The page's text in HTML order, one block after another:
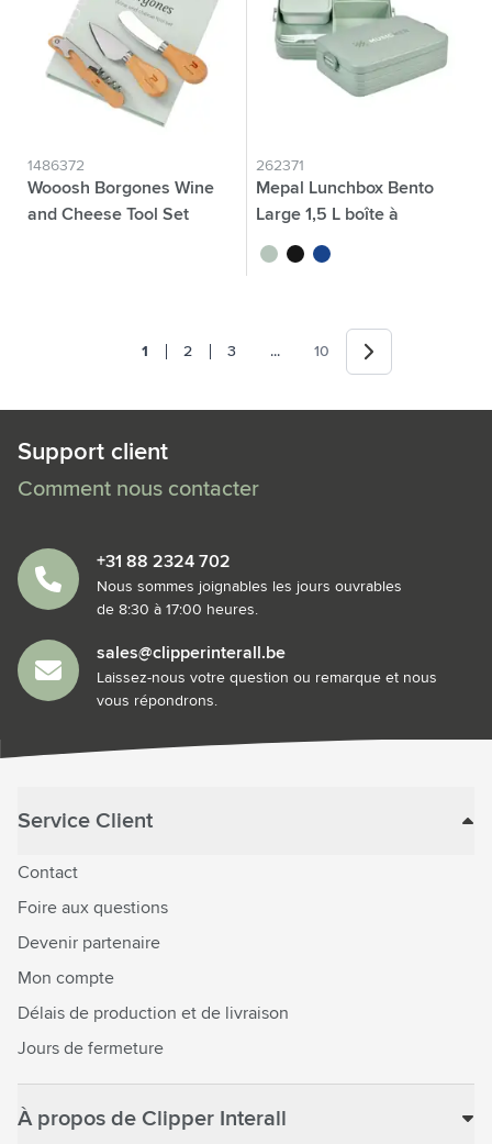
1486372
Wooosh Borgones Wine
and Cheese Tool Set
262371
Mepal Lunchbox Bento
Large 1,5 L boîte à
vert tilleul
noir bleu
Vous lisez actuellement la page
1 Page
2 Page
3 Jump forward
... Page
10 Suivant
Support client
Comment nous contacter
+31 88 2324 702
Nous sommes joignables les jours ouvrables
de 8:30 à 17:00 heures.
sales@clipperinterall.be
Laissez-nous votre question ou remarque et nous
vous répondrons.
Service Client
Contact
Foire aux questions
Devenir partenaire
Mon compte
Délais de production et de livraison
Jours de fermeture
À propos de Clipper Interall